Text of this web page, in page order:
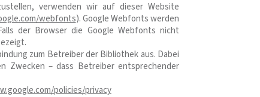
verwenden wir auf dieser Website
webfonts). Google Webfonts werden
der Browser die Google Webfonts nicht
zum Betreiber der Bibliothek aus. Dabei
Zwecken – dass Betreiber entsprechender
policies/privacy